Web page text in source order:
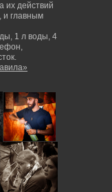
их действий
и главным
1 л воды, 4